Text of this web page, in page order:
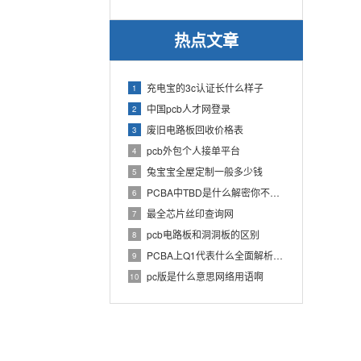
热点文章
1 充电宝的3c认证长什么样子
2 中国pcb人才网登录
3 废旧电路板回收价格表
4 pcb外包个人接单平台
5 兔宝宝全屋定制一般多少钱
6 PCBA中TBD是什么解密你不知道的电子行业术语
7 最全芯片丝印查询网
8 pcb电路板和洞洞板的区别
9 PCBA上Q1代表什么全面解析PCB电路板中Q1的作用
10 pc版是什么意思网络用语啊